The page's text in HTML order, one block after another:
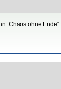
Chaos ohne Ende“: